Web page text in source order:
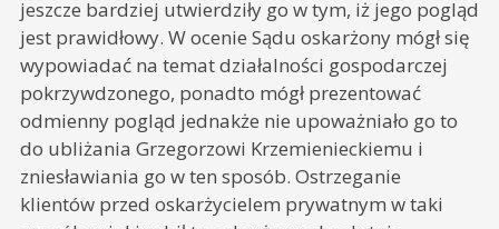
jeszcze bardziej utwierdziły go w tym, iż jego pogląd
jest prawidłowy. W ocenie Sądu oskarżony mógł się
wypowiadać na temat działalności gospodarczej
pokrzywdzonego, ponadto mógł prezentować
odmienny pogląd jednakże nie upoważniało go to
do ubliżania Grzegorzowi Krzemienieckiemu i
zniesławiania go w ten sposób. Ostrzeganie
klientów przed oskarżycielem prywatnym w taki